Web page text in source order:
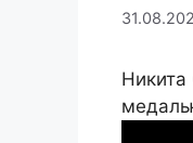
Никита